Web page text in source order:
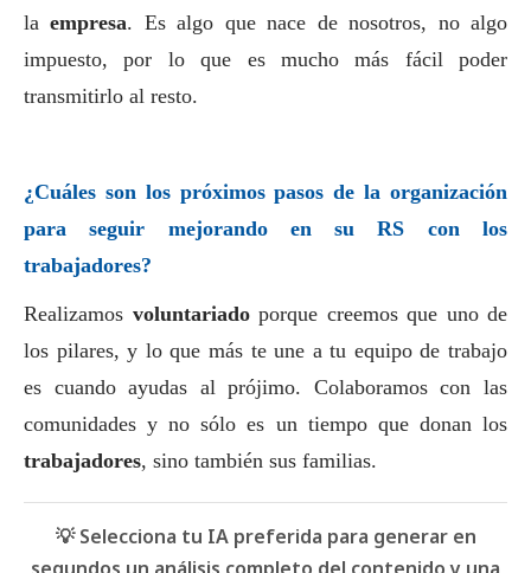
laempresa. Es algo que nace de nosotros, no algo
impuesto, por lo que es mucho más fácil poder
transmitirlo al resto.
¿Cuáles son los próximos pasos de la organización
para seguir mejorando en su RS con los
trabajadores?
Realizamos voluntariadoporque creemos que uno de
los pilares, y lo que más te une a tu equipo de trabajo
es cuando ayudas al prójimo. Colaboramos con las
comunidades y no sólo es un tiempo que donan los
trabajadores, sino también sus familias.
💡 Selecciona tu IA preferida para generar en